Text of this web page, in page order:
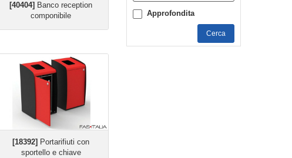
[40404] Banco reception
componibile
[18392] Portarifiuti con
sportello e chiave
Approfondita
Cerca